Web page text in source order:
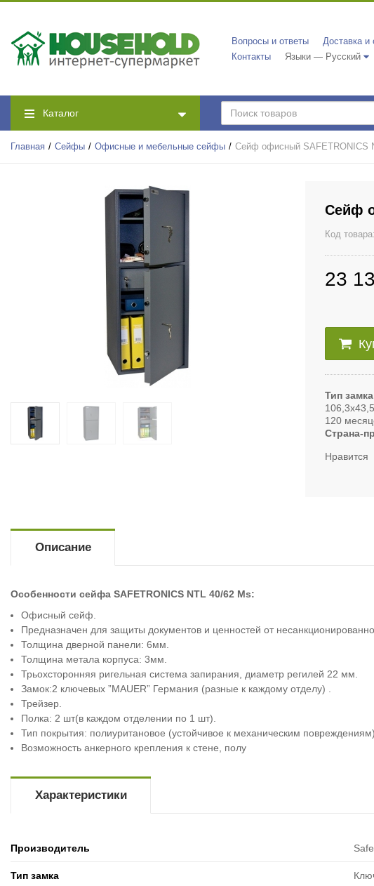
Вопросы и ответы Доставка и
Контакты
Языки — Русский
Каталог
Главная Сейфы Офисные и мебельные сейфы Сейф офисный SAFETRONICS
Сейф
Код товара:
23
Тип замка
120
Страна-
Нравится
Описание
Особенности сейфа SAFETRONICS NTL 40/62 Ms:
Офисный сейф.
Предназначен для защиты документов и ценностей от
Толщина дверной панели: 6мм.
Толщина метала корпуса: 3мм.
Трьохсторонняя ригельная система запирания, диаметр регилей 22 мм.
Замок:2 ключевых ”MAUER” Германия (разные к каждому отделу) .
Трейзер.
Полка: 2 шт(в каждом отделении по 1 шт).
Тип покрытия: полиуритановое (устойчивое к механическим повреждениям).
Возможность анкерного крепления к стене, полу
Характеристики
Производитель
Тип замка